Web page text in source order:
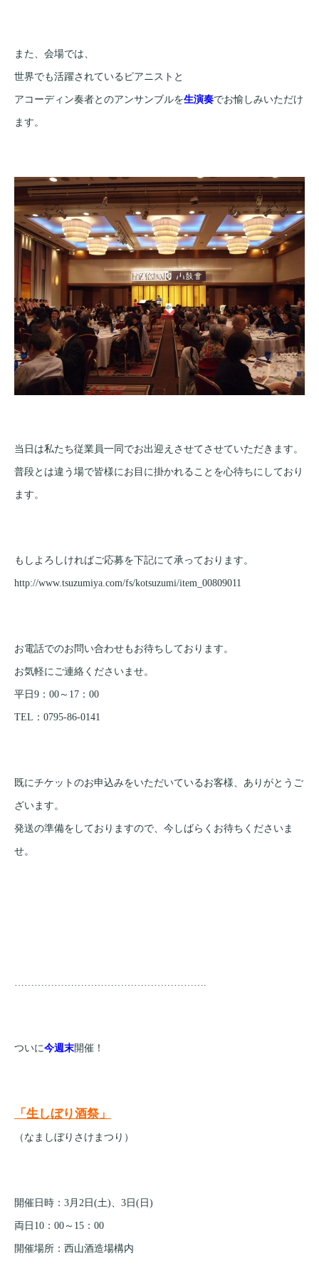
また、会場では、
世界でも活躍されているピアニストと
アコーディン奏者とのアンサンブルを生演奏でお愉しみいただけ
ます。
当日は私たち従業員一同でお出迎えさせてさせていただきます。
普段とは違う場で皆様にお目に掛かれることを心待ちにしており
ます。
もしよろしければご応募を下記にて承っております。
http://www.tsuzumiya.com/fs/kotsuzumi/item_00809011
お電話でのお問い合わせもお待ちしております。
お気軽にご連絡くださいませ。
平日9：00～17：00
TEL：0795-86-0141
既にチケットのお申込みをいただいているお客様、ありがとうご
ざいます。
発送の準備をしておりますので、今しばらくお待ちくださいま
せ。
ついに今週末開催！
「生しぼり酒祭」
（なましぼりさけまつり）
開催日時：3月2日(土)、3日(日)
両日10：00～15：00
開催場所：西山酒造場構内